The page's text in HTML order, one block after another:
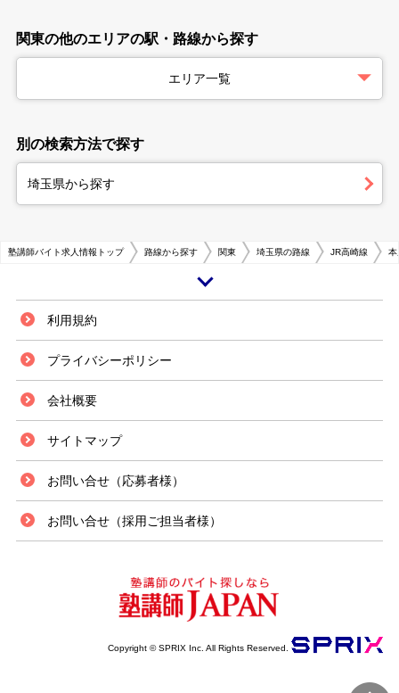
関東の他のエリアの駅・路線から探す
エリア一覧
別の検索方法で探す
埼玉県から探す
塾講師バイト求人情報トップ 路線から探す 関東 埼玉県の路線 JR高崎線 本
埼玉県北部の本庄市の中心部に位置するJR高崎線の本庄駅。熊谷や高崎等
駅で、駅周辺には住宅街が発展しています。 駅の周囲にはショッピングセ
ンターのアピタや、大型商業施設の本庄BLALAがあり、地域の生活利便性
に貢献しています。また周辺の住宅街も農地の緑も残る閑静な環境で、若泉
運動公園といった伸び伸びとスポーツが楽しめる施設も存在します。 この
エリアのアルバイト求人は、地域に密着した店舗やサービススタッフの仕事
がメインですが、エリア内には小・中・高校と各学校も充実しており、駅南
り、大学生や院生でも空いた時間を活かして働ける求人が多くなっていま
す。少人数以下がメインという事もあって、各生徒との綿密なコミュニケー
ションが重視されますが、短時間からじっくり指導に慣れる事もでき、研修
利用規約
プライバシーポリシー
会社概要
サイトマップ
お問い合せ（応募者様）
お問い合せ（採用ご担当者様）
Copyright © SPRIX Inc. All Rights Reserved.